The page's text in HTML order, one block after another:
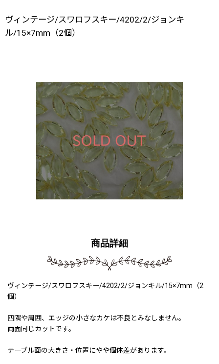
ヴィンテージ/スワロフスキー/4202/2/ジョンキ
ル/15×7mm（2個）
商品詳細
ヴィンテージ/スワロフスキー/4202/2/ジョンキル/15×7mm（2
個）
四隅や周囲、エッジの小さなカケは不良とみなしません。
両面同じカットです。
テーブル面の大きさ・位置にやや個体差があります。